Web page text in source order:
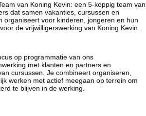
van Koning Kevin: een 5-koppig team van
dat samen vakanties, cursussen en
organiseert voor kinderen, jongeren en hun
de vrijwilligerswerking van Koning Kevin.
op programmatie van ons
met klanten en partners en
cursussen. Je combineert organiseren,
werken met actief meegaan op terrein om
te blijven in de werking.